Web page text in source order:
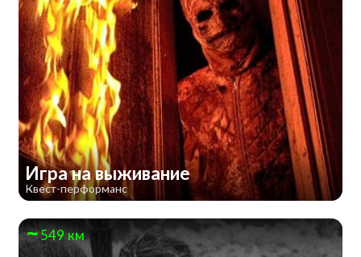
Игра на выживание
Квест-перформанс
549 км